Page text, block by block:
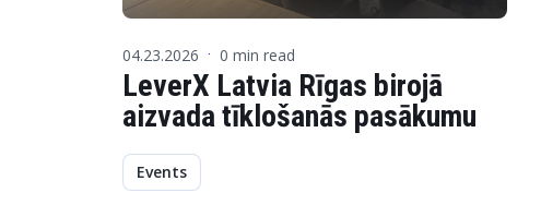
04.23.2026 · 0 min read
LeverX Latvia Rīgas birojā
aizvada tīklošanās pasākumu
Events